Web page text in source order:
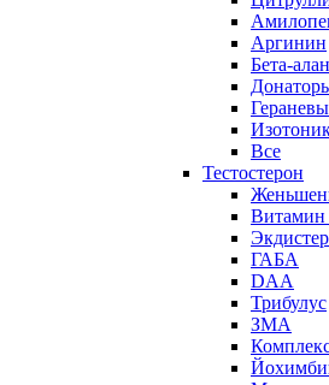
Аргинин
Бета-
Все
Тестостерон
Витамин
ГАБА
DAA
Трибулус
ЗМА